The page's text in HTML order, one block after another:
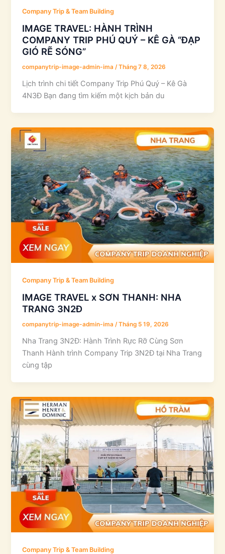
Company Trip & Team Building
IMAGE TRAVEL: HÀNH TRÌNH
COMPANY TRIP PHÚ QUÝ – KÊ GÀ “ĐẠP
GIÓ RẼ SÓNG”
companytrip-image-admin-ima/Tháng 7 8, 2026
Lịch trình chi tiết Company Trip Phú Quý – Kê Gà
4N3Đ Bạn đang tìm kiếm một kịch bản du
Company Trip & Team Building
IMAGE TRAVEL x SƠN THANH: NHA
TRANG 3N2Đ
companytrip-image-admin-ima/Tháng 5 19, 2026
Nha Trang 3N2Đ: Hành Trình Rực Rỡ Cùng Sơn
Thanh Hành trình Company Trip 3N2Đ tại Nha Trang
cùng tập
Company Trip & Team Building